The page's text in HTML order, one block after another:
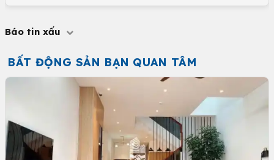
Báo tin xấu
BẤT ĐỘNG SẢN BẠN QUAN TÂM